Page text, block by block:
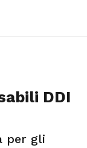
DDI
per gli